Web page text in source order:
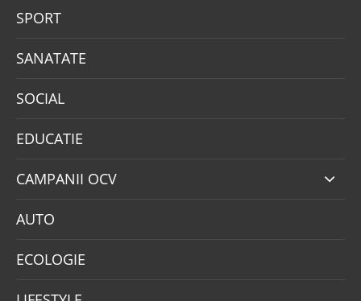
SPORT
SANATATE
SOCIAL
EDUCATIE
CAMPANII OCV
AUTO
ECOLOGIE